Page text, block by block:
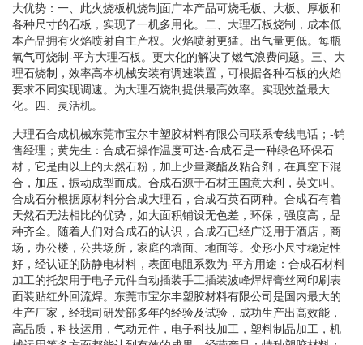
大优势：一、此火烧板机烧制面广本产品可烧毛板、大板、厚板和
各种尺寸的石板，实现了一机多用化。二、大理石板烧制，成本低
本产品拥有火焰喷射自主产权。火焰喷射更猛。出气量更低。每瓶
氧气可烧制-平方大理石板。更大化的解决了燃气浪费问题。三、大
理石烧制，效率高本机械安装有调速装置，可根据各种石板的火焰
要求不同实现调速。为大理石烧制提供最高效率。实现效益最大
化。四、灵活机。
大理石合成机械东莞市宝尔丰塑胶材料有限公司联系专线电话；-销
售经理；黄先生：合成石操作温度可达-合成石是一种绿色环保石
材，它是由以上的天然石粉，加上少量聚酯及粘合剂，在真空下混
合，加压，振动成型而成。合成石源于石材王国意大利，英文叫。
合成石分根据原材料分合成大理石，合成石英石两种。合成石有着
天然石无法相比的优势，如大面积铺设无色差，环保，强度高，品
种齐全。随着人们对合成石的认识，合成石已经广泛用于酒店，商
场，办公楼，公共场所，家庭的墙面、地面等。变形小尺寸稳定性
好，经认证的防静电材料，表面电阻系数为-平方用途：合成石材料
加工的托架用于电子元件自动插装手工插装波峰焊焊膏丝网印刷表
面装贴红外回流焊。东莞市宝尔丰塑胶材料有限公司是国内最大的
生产厂家，经我司研发部多年的经验及试验，成功生产出高效能，
高品质，科技运用，气动元件，电子科技加工，塑料制品加工，机